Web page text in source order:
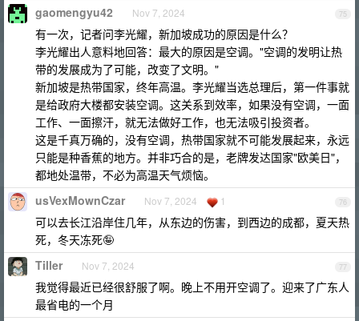
75
gaomengyu42 Nov 7, 2024
有一次，记者问李光耀，新加坡成功的原因是什么？
李光耀出人意料地回答：最大的原因是空调。"空调的发明让热
带的发展成为了可能，改变了文明。"
新加坡是热带国家，终年高温。李光耀当选总理后，第一件事就
是给政府大楼都安装空调。这关系到效率，如果没有空调，一面
工作、一面擦汗，就无法做好工作，也无法吸引投资者。
这是千真万确的，没有空调，热带国家就不可能发展起来，永远
只能是种香蕉的地方。并非巧合的是，老牌发达国家"欧美日"，
都地处温带，不必为高温天气烦恼。
76
usVexMownCzar Nov 7, 2024 1
可以去长江沿岸住几年，从东边的伤害，到西边的成都，夏天热
死，冬天冻死🤪
77
Tiller Nov 7, 2024
我觉得最近已经很舒服了啊。晚上不用开空调了。迎来了广东人
最省电的一个月